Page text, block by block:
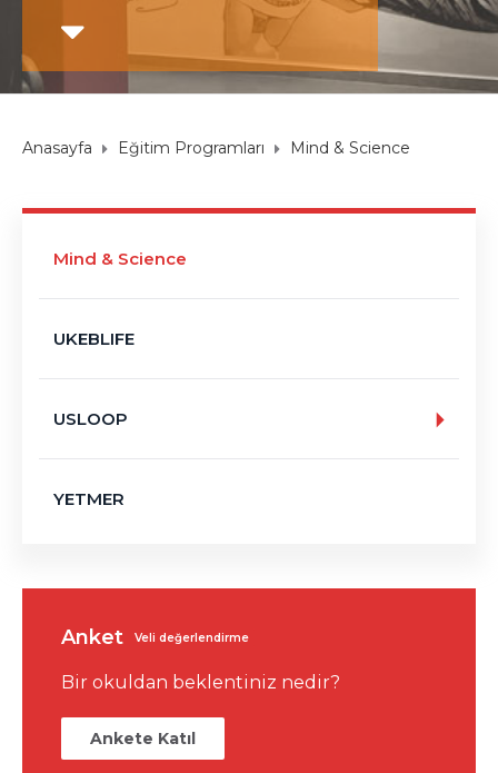
Anasayfa Eğitim Programları Mind & Science
Mind & Science
UKEBLIFE
USLOOP
YETMER
Anket Veli değerlendirme
Bir okuldan beklentiniz nedir?
Ankete Katıl